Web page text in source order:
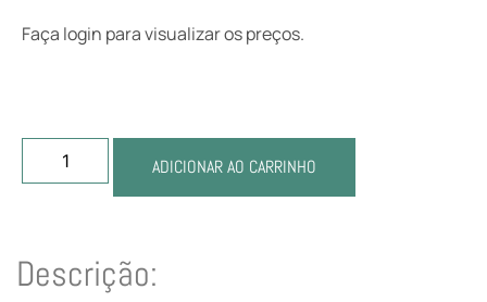
Faça login para visualizar os preços.
ADICIONAR AO CARRINHO
Descrição: